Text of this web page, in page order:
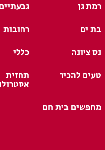
רמת גן
גבעתיים
בת ים
רחובות
נס ציונה
כללי
טעים להכיר
תחזית
מחפשים בית חם